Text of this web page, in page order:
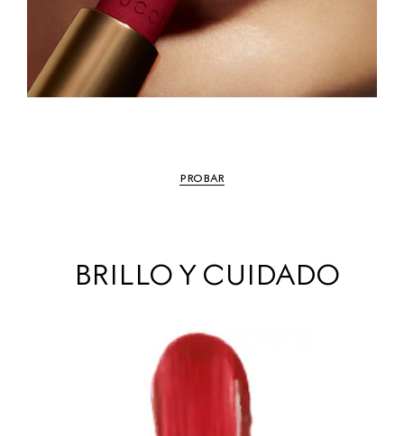
PROBAR
BRILLO Y CUIDADO